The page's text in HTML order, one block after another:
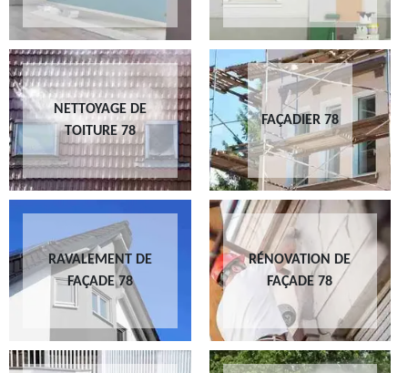
NETTOYAGE DE
TOITURE 78
FAÇADIER 78
RAVALEMENT DE
FAÇADE 78
RÉNOVATION DE
FAÇADE 78